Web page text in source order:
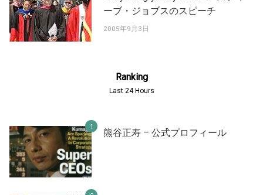
ーブ・ジョブスのスピーチ
2005年9月3日
Ranking
Last 24 Hours
熊谷正寿 – 公式プロフィール